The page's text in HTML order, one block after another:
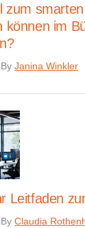
zum
können im
By Janina Winkler
Leitfaden
By Claudia